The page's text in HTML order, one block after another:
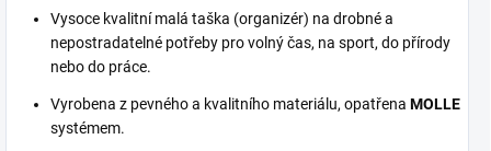
Vysoce kvalitní malá taška (organizér) na drobné a
nepostradatelné potřeby pro volný čas, na sport, do přírody
nebo do práce.
Vyrobena z pevného a kvalitního materiálu, opatřena MOLLE
systémem.